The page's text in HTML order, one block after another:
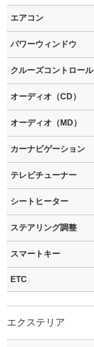
エアコン
パワーウィンドウ
クルーズコントロール
オーディオ（CD）
オーディオ（MD）
カーナビゲーション
テレビチューナー
シートヒーター
ステアリング調整
スマートキー
ETC
エクステリア